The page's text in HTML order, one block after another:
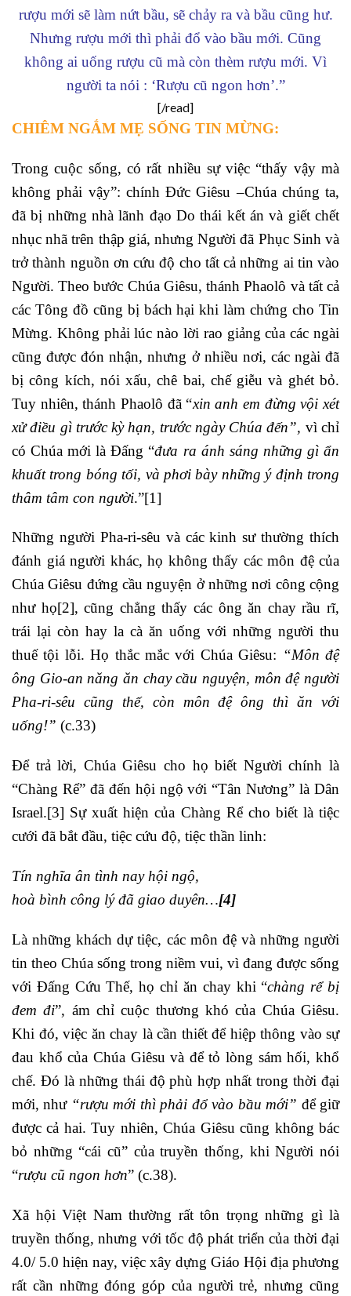
rượu mới sẽ làm nứt bầu, sẽ chảy ra và bầu cũng hư.
Nhưng rượu mới thì phải đổ vào bầu mới. Cũng
không ai uống rượu cũ mà còn thèm rượu mới. Vì
người ta nói : ‘Rượu cũ ngon hơn’.”
[/read]
CHIÊM NGẮM MẸ SỐNG TIN MỪNG:
Trong cuộc sống, có rất nhiều sự việc “thấy vậy mà
không phải vậy”: chính Đức Giêsu –Chúa chúng ta,
đã bị những nhà lãnh đạo Do thái kết án và giết chết
nhục nhã trên thập giá, nhưng Người đã Phục Sinh và
trở thành nguồn ơn cứu độ cho tất cả những ai tin vào
Người. Theo bước Chúa Giêsu, thánh Phaolô và tất cả
các Tông đồ cũng bị bách hại khi làm chứng cho Tin
Mừng. Không phải lúc nào lời rao giảng của các ngài
cũng được đón nhận, nhưng ở nhiều nơi, các ngài đã
bị công kích, nói xấu, chê bai, chế giễu và ghét bỏ.
Tuy nhiên, thánh Phaolô đã “xin anh em đừng vội xét
xử điều gì trước kỳ hạn, trước ngày Chúa đến”, vì chỉ
có Chúa mới là Đấng “đưa ra ánh sáng những gì ẩn
khuất trong bóng tối, và phơi bày những ý định trong
thâm tâm con người.”[1]
Những người Pha-ri-sêu và các kinh sư thường thích
đánh giá người khác, họ không thấy các môn đệ của
Chúa Giêsu đứng cầu nguyện ở những nơi công cộng
như họ[2], cũng chẳng thấy các ông ăn chay rầu rĩ,
trái lại còn hay la cà ăn uống với những người thu
thuế tội lỗi. Họ thắc mắc với Chúa Giêsu: “Môn đệ
ông Gio-an năng ăn chay cầu nguyện, môn đệ người
Pha-ri-sêu cũng thế, còn môn đệ ông thì ăn với
uống!” (c.33)
Để trả lời, Chúa Giêsu cho họ biết Người chính là
“Chàng Rể” đã đến hội ngộ với “Tân Nương” là Dân
Israel.[3] Sự xuất hiện của Chàng Rể cho biết là tiệc
cưới đã bắt đầu, tiệc cứu độ, tiệc thần linh:
Tín nghĩa ân tình nay hội ngộ,
hoà bình công lý đã giao duyên…[4]
Là những khách dự tiệc, các môn đệ và những người
tin theo Chúa sống trong niềm vui, vì đang được sống
với Đấng Cứu Thế, họ chỉ ăn chay khi “chàng rể bị
đem đi”, ám chỉ cuộc thương khó của Chúa Giêsu.
Khi đó, việc ăn chay là cần thiết để hiệp thông vào sự
đau khổ của Chúa Giêsu và để tỏ lòng sám hối, khổ
chế. Đó là những thái độ phù hợp nhất trong thời đại
mới, như “rượu mới thì phải đổ vào bầu mới” để giữ
được cả hai. Tuy nhiên, Chúa Giêsu cũng không bác
bỏ những “cái cũ” của truyền thống, khi Người nói
“rượu cũ ngon hơn” (c.38).
Xã hội Việt Nam thường rất tôn trọng những gì là
truyền thống, nhưng với tốc độ phát triển của thời đại
4.0/ 5.0 hiện nay, việc xây dựng Giáo Hội địa phương
rất cần những đóng góp của người trẻ, nhưng cũng